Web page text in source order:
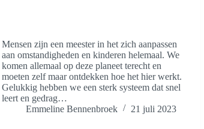
Mensen zijn een meester in het zich aanpassen
aan omstandigheden en kinderen helemaal. We
komen allemaal op deze planeet terecht en
moeten zelf maar ontdekken hoe het hier werkt.
Gelukkig hebben we een sterk systeem dat snel
leert en gedrag…
Emmeline Bennenbroek
21 juli 2023